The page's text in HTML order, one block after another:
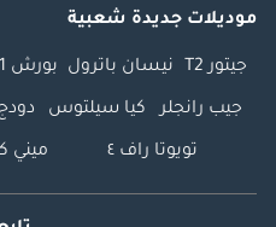
موديلات جديدة شعبية
جيتور T2 نيسان باترول بورش 911
جيب رانجلر كيا سيلتوس
تويوتا راف ٤ ميني